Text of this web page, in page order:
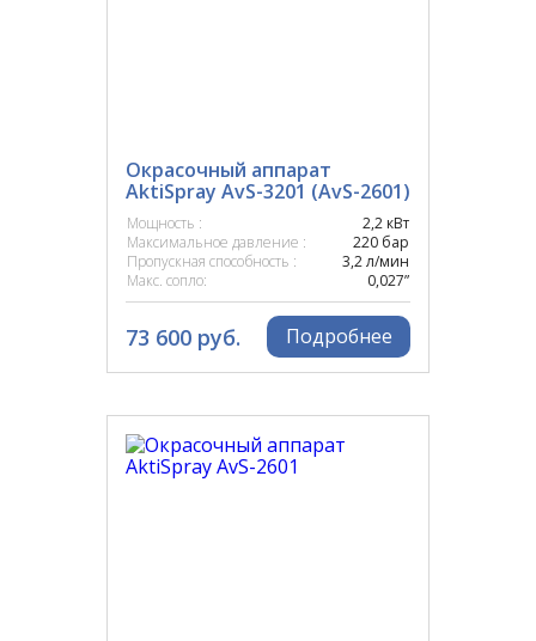
IMPAKT
Окрасочный аппарат
AktiSpray AvS-3201 (AvS-2601)
Мощность :
2,2 кВт
Максимальное давление :
220 бар
Пропускная способность :
3,2 л/мин
Макс. сопло:
0,027”
73 600 руб. Подробнее